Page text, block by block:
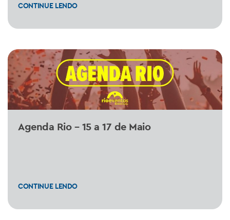
CONTINUE LENDO
Agenda Rio – 15 a 17 de Maio
CONTINUE LENDO